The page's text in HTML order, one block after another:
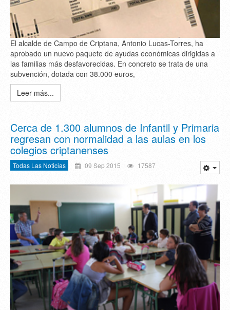
El alcalde de Campo de Criptana, Antonio Lucas-Torres, ha
aprobado un nuevo paquete de ayudas económicas dirigidas a
las familias más desfavorecidas. En concreto se trata de una
subvención, dotada con 38.000 euros,
Leer más...
Cerca de 1.300 alumnos de Infantil y Primaria
regresan con normalidad a las aulas en los
colegios criptanenses
Todas Las Noticias 09 Sep 2015 17587